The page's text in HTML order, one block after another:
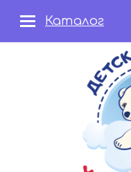
Каталог